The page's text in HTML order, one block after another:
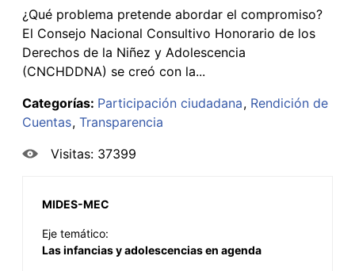
¿Qué problema pretende abordar el compromiso?
El Consejo Nacional Consultivo Honorario de los
Derechos de la Niñez y Adolescencia
(CNCHDDNA) se creó con la...
Categorías: Participación ciudadana Rendición de
Cuentas Transparencia
Visitas: 37399
MIDES-MEC
Eje temático:
Las infancias y adolescencias en agenda